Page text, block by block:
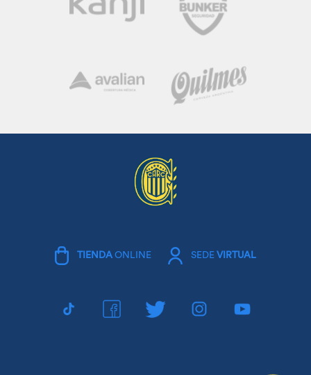
TIENDA ONLINE SEDE VIRTUAL